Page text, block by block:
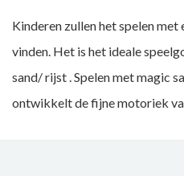
Kinderen zullen het spelen
vinden. Het is het ideale
sand/ rijst . Spelen met magic
ontwikkelt de fijne motoriek